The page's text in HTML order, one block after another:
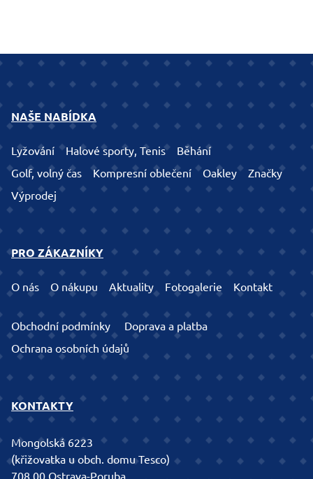
NAŠE NABÍDKA
Lyžování Halové sporty, Tenis
Běhání
Golf, volný čas
Kompresní oblečení Oakley
Značky
Výprodej
PRO ZÁKAZNÍKY
O nás O nákupu Aktuality Fotogalerie Kontakt
Obchodní podmínky
Doprava a platba
Ochrana osobních údajů
KONTAKTY
Mongolská 6223
(křižovatka u obch. domu Tesco)
708 00 Ostrava-Poruba